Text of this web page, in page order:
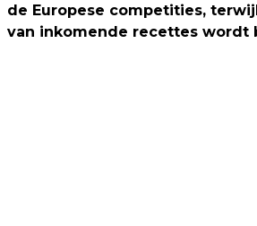
de Europese competities,
van inkomende recettes wordt